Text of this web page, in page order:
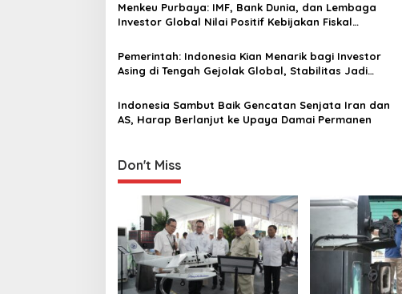
i
a
t
i
o
Menkeu Purbaya: IMF, Bank Dunia, dan Lembaga
Investor Global Nilai Positif Kebijakan Fiskal
Pemerintah: Indonesia Kian Menarik bagi Investor
Asing di Tengah Gejolak Global, Stabilitas Jadi
Indonesia Sambut Baik Gencatan Senjata Iran dan
AS, Harap Berlanjut ke Upaya Damai Permanen
Don't Miss